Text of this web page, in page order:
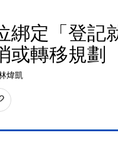
綁定「登
或轉移規劃
煒凱